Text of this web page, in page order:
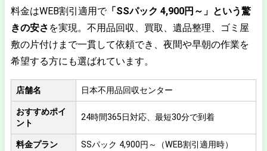
料金はWEB割引適用で「SSパック 4,900円～」という驚
きの安さ を実現。不用品回収、買取、遺品整理、ゴミ屋
敷の片付けまで一貫して依頼でき、夜間や早朝の作業を
希望する方にも選ばれています。
店舗名 日本不用品回収センター
おすすめポイ
ント
24時間365日対応、最短30分で到着
料金プラン SSパック 4,900円～（WEB割引適用時）